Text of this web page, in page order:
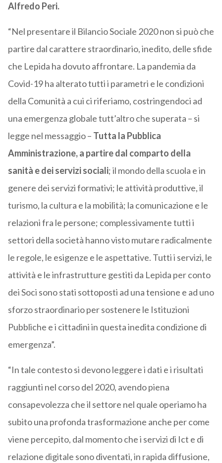
Alfredo Peri.
“Nel presentare il Bilancio Sociale 2020 non si può che
partire dal carattere straordinario, inedito, delle sfide
che Lepida ha dovuto affrontare. La pandemia da
Covid-19 ha alterato tutti i parametri e le condizioni
della Comunità a cui ci riferiamo, costringendoci ad
una emergenza globale tutt’altro che superata – si
legge nel messaggio – Tutta la Pubblica
Amministrazione, a partire dal comparto della
sanità e dei servizi sociali; il mondo della scuola e in
genere dei servizi formativi; le attività produttive, il
turismo, la cultura e la mobilità; la comunicazione e le
relazioni fra le persone; complessivamente tutti i
settori della società hanno visto mutare radicalmente
le regole, le esigenze e le aspettative. Tutti i servizi, le
attività e le infrastrutture gestiti da Lepida per conto
dei Soci sono stati sottoposti ad una tensione e ad uno
sforzo straordinario per sostenere le Istituzioni
Pubbliche e i cittadini in questa inedita condizione di
emergenza”.
“In tale contesto si devono leggere i dati e i risultati
raggiunti nel corso del 2020, avendo piena
consapevolezza che il settore nel quale operiamo ha
subito una profonda trasformazione anche per come
viene percepito, dal momento che i servizi di Ict e di
relazione digitale sono diventati, in rapida diffusione,